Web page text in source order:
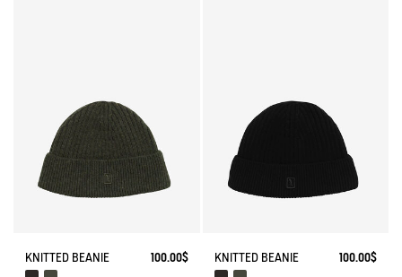
KNITTED BEANIE 100.00$ KNITTED BEANIE 100.00$